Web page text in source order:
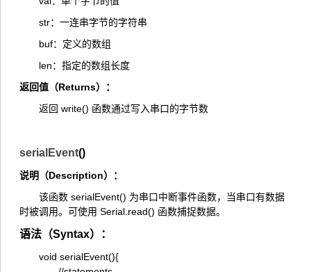
str：一连串字节的字符串
buf：定义的数组
len：指定的数组长度
返回值（Returns）：
返回 write() 函数通过写入串口的字节数
serialEvent()
说明（Description）：
该函数 serialEvent() 为串口中断事件函数，当串口有数据
时被调用。可使用 Serial.read() 函数捕捉数据。
语法（Syntax）：
void serialEvent(){